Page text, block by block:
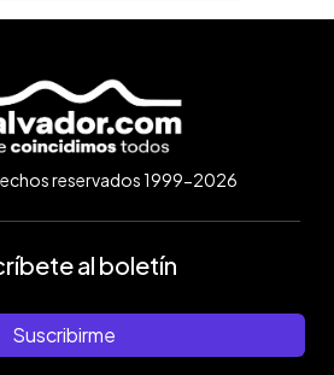
reservados 1999-2026
al boletín
Suscribirme